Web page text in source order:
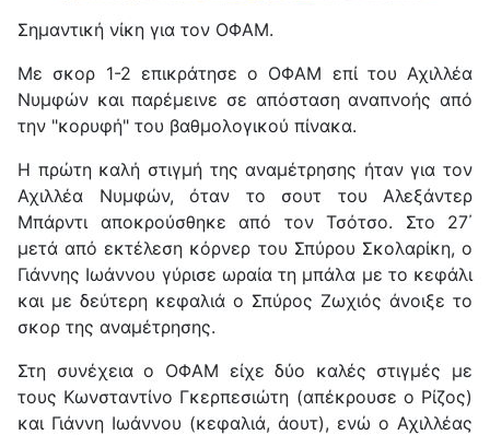
Σημαντική νίκη για τον ΟΦΑΜ.
Με σκορ 1-2 επικράτησε ο ΟΦΑΜ επί του Αχιλλέα
Νυμφών και παρέμεινε σε απόσταση αναπνοής από
την "κορυφή" του βαθμολογικού πίνακα.
Η πρώτη καλή στιγμή της αναμέτρησης ήταν για τον
Αχιλλέα Νυμφών, όταν το σουτ του Αλεξάντερ
Μπάρντι αποκρούσθηκε από τον Τσότσο. Στο 27΄
μετά από εκτέλεση κόρνερ του Σπύρου Σκολαρίκη, ο
Γιάννης Ιωάννου γύρισε ωραία τη μπάλα με το κεφάλι
και με δεύτερη κεφαλιά ο Σπύρος Ζωχιός άνοιξε το
σκορ της αναμέτρησης.
Στη συνέχεια ο ΟΦΑΜ είχε δύο καλές στιγμές με
τους Κωνσταντίνο Γκερπεσιώτη (απέκρουσε ο Ρίζος)
και Γιάννη Ιωάννου (κεφαλιά, άουτ), ενώ ο Αχιλλέας